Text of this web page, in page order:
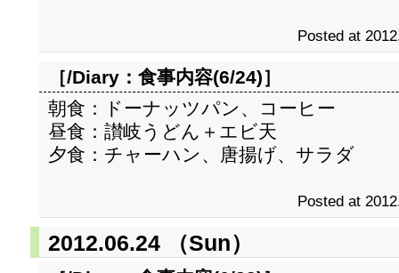
Posted at
［/Diary： 食事内容(6/24)］
朝食：ドーナッツパン、コーヒー
昼食：讃岐うどん＋エビ天
夕食：チャーハン、唐揚げ、サラダ
Posted at
2012.06.24 （Sun）